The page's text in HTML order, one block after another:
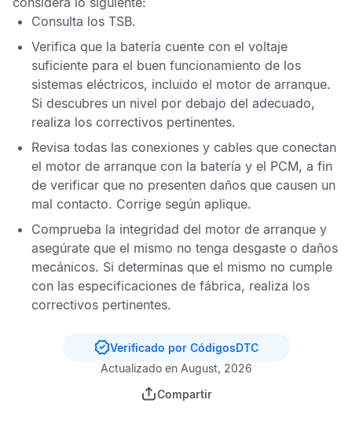
Consulta los TSB.
Verifica que la batería cuente con el voltaje
suficiente para el buen funcionamiento de los
sistemas eléctricos, incluido el motor de arranque.
Si descubres un nivel por debajo del adecuado,
realiza los correctivos pertinentes.
Revisa todas las conexiones y cables que conectan
el motor de arranque con la batería y el PCM, a fin
de verificar que no presenten daños que causen un
mal contacto. Corrige según aplique.
Comprueba la integridad del motor de arranque y
asegúrate que el mismo no tenga desgaste o daños
mecánicos. Si determinas que el mismo no cumple
con las especificaciones de fábrica, realiza los
correctivos pertinentes.
Verificado por CódigosDTC
Actualizado en August, 2026
Compartir